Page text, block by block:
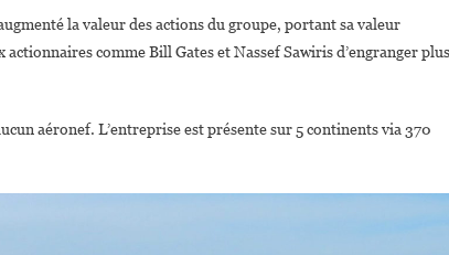
la valeur des actions du groupe, portant sa valeur
comme Bill Gates et Nassef Sawiris d’engranger plus
aéronef. L’entreprise est présente sur 5 continents via 370